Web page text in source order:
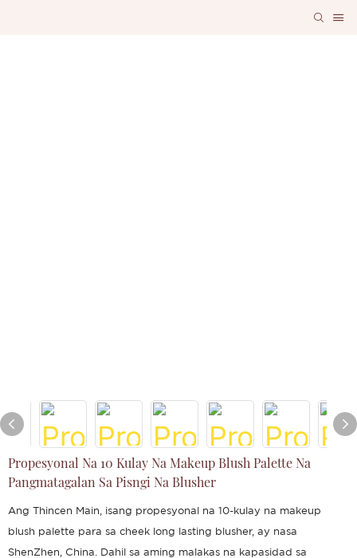
Propesyonal Na 10 Kulay Na Makeup Blush Palette Na
Pangmatagalan Sa Pisngi Na Blusher
Ang Thincen Main, isang propesyonal na 10-kulay na makeup
blush palette para sa cheek long lasting blusher, ay nasa
ShenZhen, China. Dahil sa aming malakas na kapasidad sa